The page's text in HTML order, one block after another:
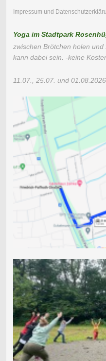
Impressum und
Yoga im Stadtpark
zwischen Brötchen holen
kann dabei sein. -keine
11.07., 25.07. und 01.08.2026